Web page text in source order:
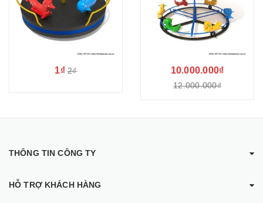
1₫ 2₫ 10.000.000₫
12.000.000₫
THÔNG TIN CÔNG TY
HỖ TRỢ KHÁCH HÀNG